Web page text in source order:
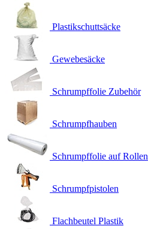
Plastikschuttsäcke
Gewebesäcke
Schrumpffolie Zubehör
Schrumpfhauben
Schrumpffolie auf Rollen
Schrumpfpistolen
Flachbeutel Plastik